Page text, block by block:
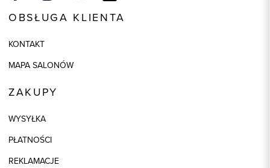
OBSŁUGA KLIENTA
KONTAKT
MAPA SALONÓW
ZAKUPY
WYSYŁKA
PŁATNOŚCI
REKLAMACJE